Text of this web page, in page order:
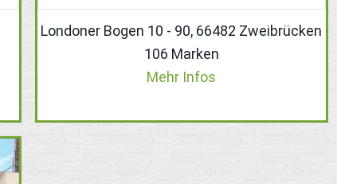
Londoner Bogen 10 - 90, 66482 Zweibrücken
106 Marken
Mehr Infos